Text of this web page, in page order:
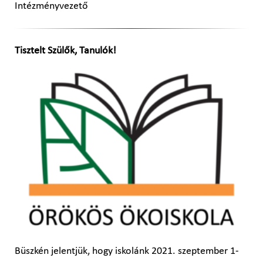
Intézményvezető
Tisztelt Szülők, Tanulók!
Büszkén jelentjük, hogy iskolánk 2021. szeptember 1-